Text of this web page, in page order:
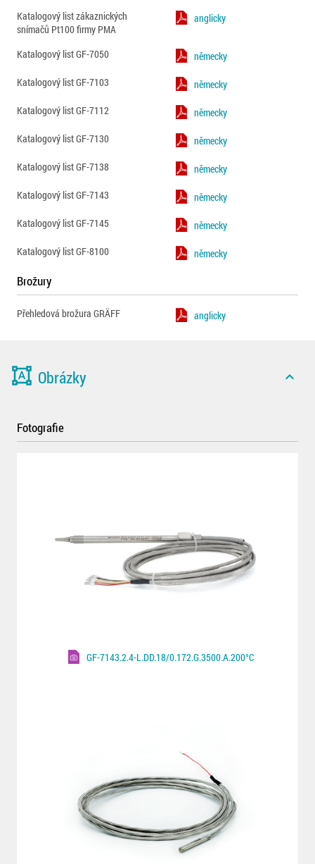
Katalogový list zákaznických
snímačů Pt100 firmy PMA
anglicky
Katalogový list GF-7050
německy
Katalogový list GF-7103
německy
Katalogový list GF-7112
německy
Katalogový list GF-7130
německy
Katalogový list GF-7138
německy
Katalogový list GF-7143
německy
Katalogový list GF-7145
německy
Katalogový list GF-8100
německy
Brožury
Přehledová brožura GRÄFF anglicky
format_shapes Obrázky expand_less
Fotografie
GF-7143.2.4-L.DD.18/0.172.G.3500.A.200°C